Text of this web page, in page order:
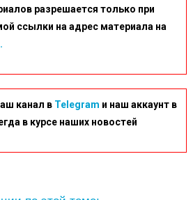
разрешается только при
ссылки на адрес материала на
канал в Telegram и наш аккаунт в
в курсе наших новостей